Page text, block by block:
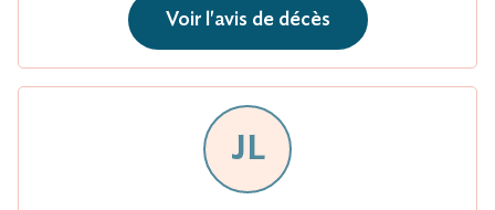
Voir l'avis de décès
JL